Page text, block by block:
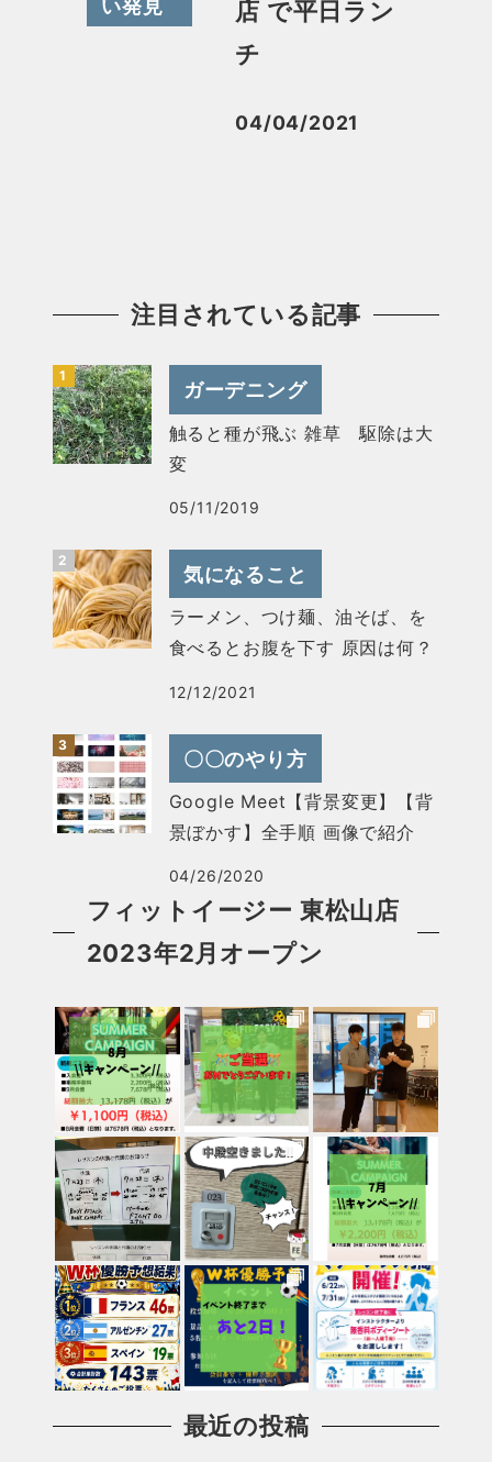
い発見
店 で平日ラン
チ
投稿日
04/04/2021
注目されている記事
ガーデニング
触ると種が飛ぶ 雑草 駆除は大
変
05/11/2019
気になること
ラーメン、つけ麺、油そば、を
食べるとお腹を下す 原因は何？
12/12/2021
〇〇のやり方
Google Meet【背景変更】【背
景ぼかす】全手順 画像で紹介
04/26/2020
フィットイージー 東松山店
2023年2月オープン
最近の投稿